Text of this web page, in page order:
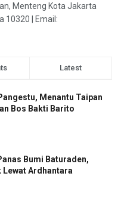
Menteng Kota Jakarta
10320 | Email:
Latest
Menantu Taipan
Bos Bakti Barito
Bumi Baturaden,
Lewat Ardhantara